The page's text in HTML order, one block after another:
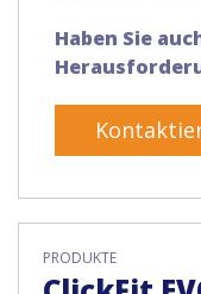
Haben Sie
PRODUKTE